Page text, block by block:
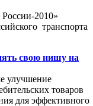
2010»
транспорта
свою нишу на
улучшение
товаров
для эффективного